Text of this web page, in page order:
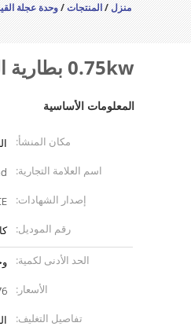
منزل/المنتجات/وحدة عجلة
0.75kw بطارية الجهد 24 فولت مكافئ المغناطيس الدائم مفرشة المحرك محرك تجميع العجلات المحرك
المعلومات الأساسية
مكان المنشأ:
اسم العلامة التجارية:
إصدار الشهادات:
رقم الموديل:
كاد75-
الحد الأدنى لكمية:
الأسعار:
تفاصيل التغليف: